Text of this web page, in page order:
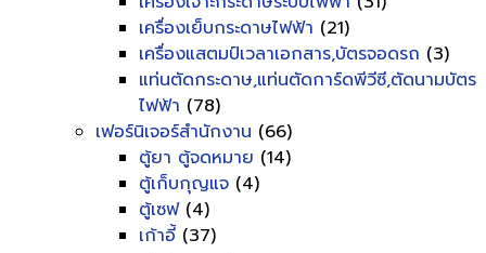
เครื่องเย็บกระดาษไฟฟ้า (21)
เครื่องแสตมป์เวลาเอกสาร,บัตรจอดรถ (3)
แท่นตัดกระดาษ,แท่นตัดการ์ดพีวีซี,ตัดนามบัตร
ไฟฟ้า (78)
เฟอร์นิเจอร์สำนักงาน (66)
ตู้ยา ตู้จดหมาย (14)
ตู้เก็บกุญแจ (4)
ตู้เซฟ(4)
เก้าอี้ (37)